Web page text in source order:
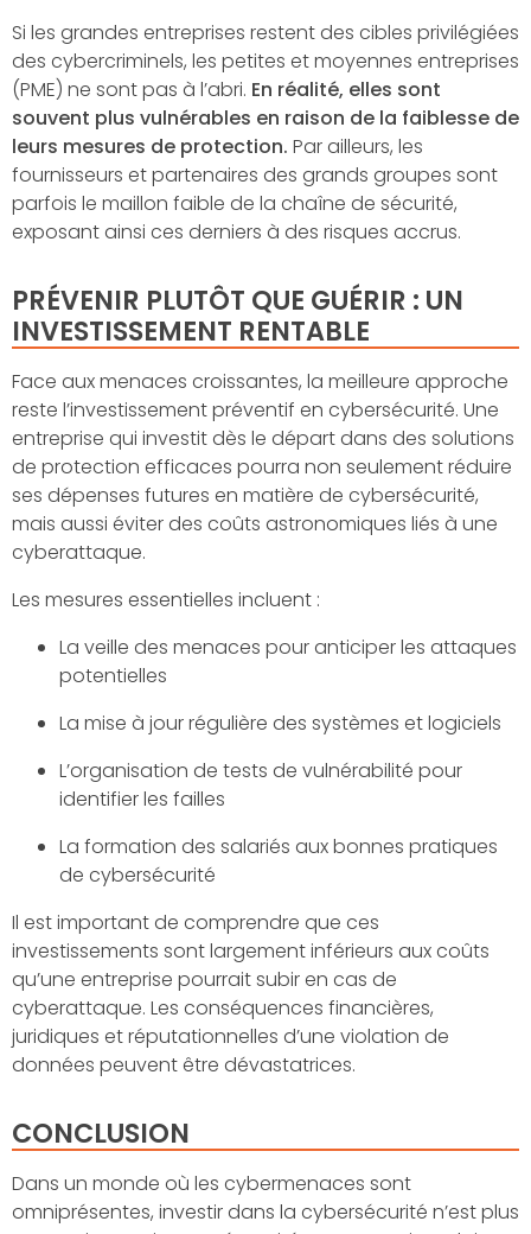
Si les grandes entreprises restent des cibles privilégiées
des cybercriminels, les petites et moyennes entreprises
(PME) ne sont pas à l’abri. En réalité, elles sont
souvent plus vulnérables en raison de la faiblesse de
leurs mesures de protection. Par ailleurs, les
fournisseurs et partenaires des grands groupes sont
parfois le maillon faible de la chaîne de sécurité,
exposant ainsi ces derniers à des risques accrus.
PRÉVENIR PLUTÔT QUE GUÉRIR : UN
INVESTISSEMENT RENTABLE
Face aux menaces croissantes, la meilleure approche
reste l’investissement préventif en cybersécurité. Une
entreprise qui investit dès le départ dans des solutions
de protection efficaces pourra non seulement réduire
ses dépenses futures en matière de cybersécurité,
mais aussi éviter des coûts astronomiques liés à une
cyberattaque.
Les mesures essentielles incluent :
La veille des menaces pour anticiper les attaques
potentielles
La mise à jour régulière des systèmes et logiciels
L’organisation de tests de vulnérabilité pour
identifier les failles
La formation des salariés aux bonnes pratiques
de cybersécurité
Il est important de comprendre que ces
investissements sont largement inférieurs aux coûts
qu’une entreprise pourrait subir en cas de
cyberattaque. Les conséquences financières,
juridiques et réputationnelles d’une violation de
données peuvent être dévastatrices.
CONCLUSION
Dans un monde où les cybermenaces sont
omniprésentes, investir dans la cybersécurité n’est plus